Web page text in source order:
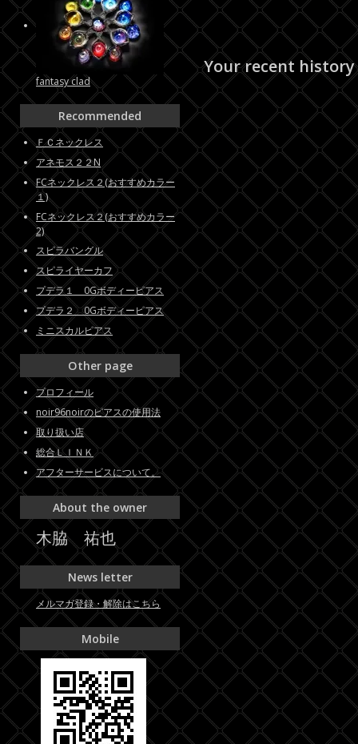
Your recent history
fantasy clad
Recommended
ＦＣネックレス
アネモス２２N
FCネックレス２(おすすめカラー
１)
FCネックレス２(おすすめカラー
2)
スピラバングル
スピライヤーカフ
プデラ１ 0Gボディーピアス
プデラ２ 0Gボディーピアス
ミニスカルピアス
Other page
プロフィール
noir96noirのピアスの使用法
取り扱い店
総合ＬＩＮＫ
アフターサービスについて。
About the owner
木脇 祐也
News letter
メルマガ登録・解除はこちら
Mobile